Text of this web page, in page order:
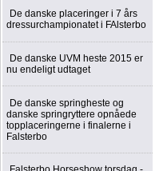
De danske placeringer i 7 års
dressurchampionatet i FAlsterbo
De danske UVM heste 2015 er
nu endeligt udtaget
De danske springheste og
danske springryttere opnåede
topplaceringerne i finalerne i
Falsterbo